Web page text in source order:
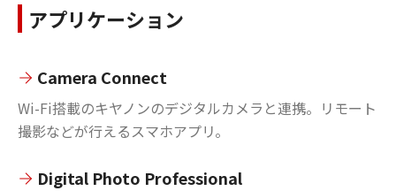
アプリケーション
Camera Connect
Wi-Fi搭載のキヤノンのデジタルカメラと連携。リモート
撮影などが行えるスマホアプリ。
Digital Photo Professional